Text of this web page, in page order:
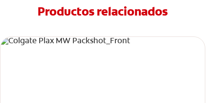
Productos relacionados